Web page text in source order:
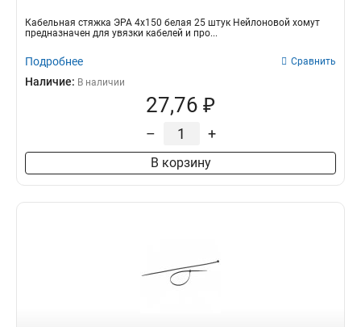
Кабельная стяжка ЭРА 4х150 белая 25 штук Нейлоновой хомут
предназначен для увязки кабелей и про...
Подробнее Сравнить
Наличие: В наличии
27,76 ₽
– +
В корзину